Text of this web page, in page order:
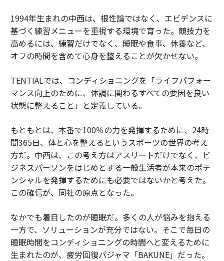
1994年生まれの中西は、根性論ではなく、エビデンスに
基づく練習メニューを重視する環境で育った。競技力を
高めるには、練習だけでなく、睡眠や食事、休養など、
オフの時間を含めて心身を整えることが欠かせない。
TENTIALでは、コンディショニングを「ライフパフォー
マンス向上のために、体調に関わるすべての要因を良い
状態に整えること」と定義している。
もともとは、本番で100％の力を発揮するために、24時
間365日、体と心を整えるというスポーツの世界の考え
方だ。中西は、この考え方はアスリートだけでなく、ビ
ジネスパーソンをはじめとする一般生活者が本来のポテ
ンシャルを発揮するためにも必要ではないかと考えた。
この確信が、同社の原点となった。
なかでも着目したのが睡眠だ。多くの人が悩みを抱える
一方で、ソリューションが充分ではない。そこで毎日の
睡眠時間をコンディショニングの時間へと変えるために
生まれたのが、疲労回復パジャマ「BAKUNE」だった。